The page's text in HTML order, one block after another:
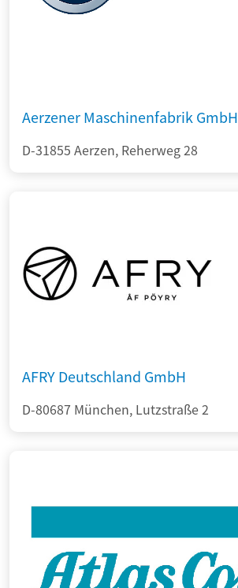
Aerzener Maschinenfabrik GmbH
D-31855 Aerzen, Reherweg 28
AFRY Deutschland GmbH
D-80687 München, Lutzstraße 2